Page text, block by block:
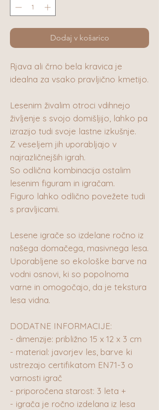
Dodaj v košarico
Rjava ali črno bela kravica je
idealna za vsako pravljično kmetijo.
Lesenim živalim otroci vdihnejo
življenje s svojo domišljijo, lahko pa
izrazijo tudi svoje lastne izkušnje.
Z veseljem jih uporabljajo v
najrazličnejših igrah.
So odlična kombinacija ostalim
lesenim figuram in igračam.
Figuro lahko odlično povežete tudi
s pravljicami.
Lesene igrače so izdelane ročno iz
našega domačega, masivnega lesa.
Uporabljene so ekološke barve na
vodni osnovi, ki so popolnoma
varne in omogočajo, da je tekstura
lesa vidna.
DODATNE INFORMACIJE:
- dimenzije: približno 15 x 12 x 3 cm
- material: javorjev les, barve ki
ustrezajo certifikatom EN71-3 o
varnosti igrač
- priporočena starost: 3 leta +
- igrača je ročno izdelana iz lesa